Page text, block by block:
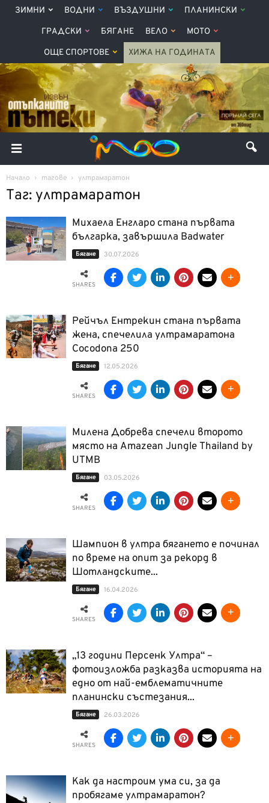
ЗИМНИ ВОДНИ ВЪЗДУШНИ ПЛАНИНСКИ
ГРАДСКИ БЯГАНЕ ВЕЛО МОТО
ОЩЕ СПОРТОВЕ ХИЖА НА ГОДИНАТА
Начало тагове ултрамаратон
Таг: ултрамаратон
Михаела Енгларо стана първата
българка, завършила Badwater
Бягане 30.07.2026
SHARES
Рейчъл Ентрекин стана първата
жена, спечелила ултрамаратона
Cocodona 250
Бягане 12.05.2026
SHARES
Милена Добрева спечели второто
място на Amazean Jungle Thailand by
UTMB
Бягане 03.05.2026
SHARES
Шампион в ултра бягането е починал
по време на опит за рекорд в
Шотландските...
Бягане 16.04.2026
SHARES
„13 години Персенк Ултра“ –
фотоизложба разказва историята на
едно от най-емблематичните
планински състезания...
Бягане 26.03.2026
SHARES
Как да настроим ума си, за да
пробягаме ултрамаратон?